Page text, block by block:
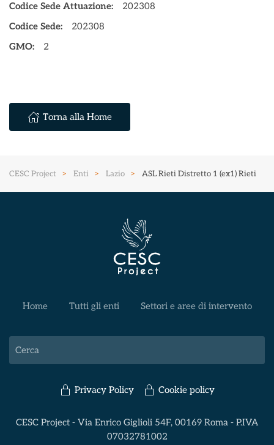
Codice Sede Attuazione:
202308
Codice Sede:
202308
GMO:
2
Torna alla Home
CESC Project Enti Lazio ASL Rieti Distretto 1 (ex1) Rieti
Home Tutti gli enti Settori e aree di intervento
Privacy Policy Cookie policy
CESC Project - Via Enrico Giglioli 54F, 00169 Roma - P.IVA
07032781002